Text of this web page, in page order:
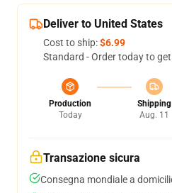
Deliver to United States
Cost to ship:$6.99
Standard - Order today to
Production
Today
Shipping
Aug. 11
Transazione sicura
Consegna mondiale a